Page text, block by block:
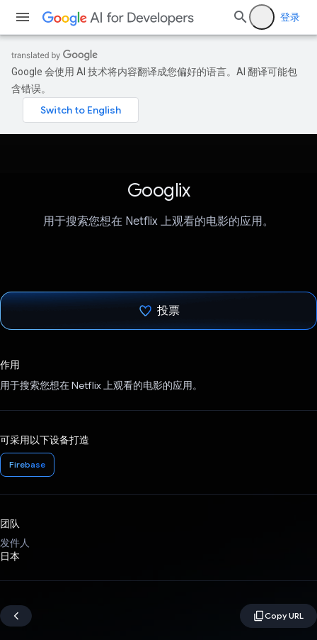
登录
Google 会使用 AI 技术将内容翻译成您偏好的语言。AI 翻译可能包
含错误。
Googlix
用于搜索您想在 Netflix 上观看的电影的应用。
投票
作用
用于搜索您想在 Netflix 上观看的电影的应用。
可采用以下设备打造
Firebase
团队
发件人
日本